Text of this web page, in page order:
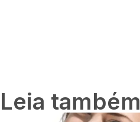
Leia também